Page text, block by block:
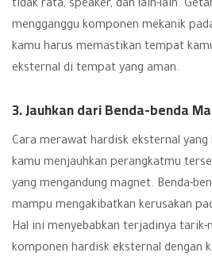
tidak rata, speaker, dan lain-lain.
mengganggu komponen mekanik
kamu harus memastikan tempat
eksternal di tempat yang aman.
3. Jauhkan dari Benda-benda
Cara merawat hardisk eksternal
kamu menjauhkan perangkatmu
yang mengandung magnet. Benda-
mampu mengakibatkan kerusakan
Hal ini menyebabkan terjadinya tarik-
komponen hardisk eksternal dengan